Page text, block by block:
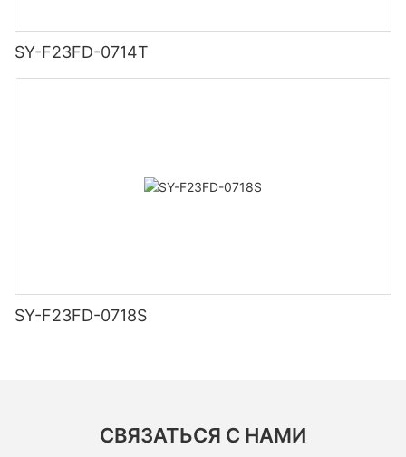
SY-F23FD-0714T
SY-F23FD-0718S
СВЯЗАТЬСЯ С НАМИ